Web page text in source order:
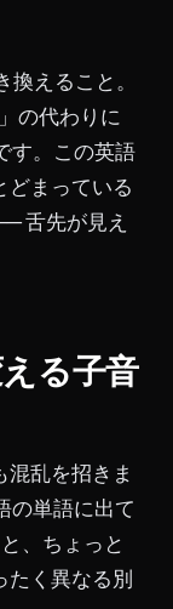
換えること。
の代わりに
す。この英語
どまっている
舌先が見え
る子音
混乱を招きま
の単語に出て
、ちょっと
たく異なる別